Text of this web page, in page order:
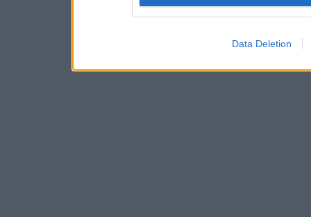
Data Deletion